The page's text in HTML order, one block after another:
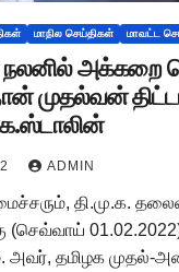
மாநில செய்திகள் மாவட்ட
முதல்வன்
ADMIN
தி.மு.க.
(செவ்வாய்
அவர், தமிழக முதல்-